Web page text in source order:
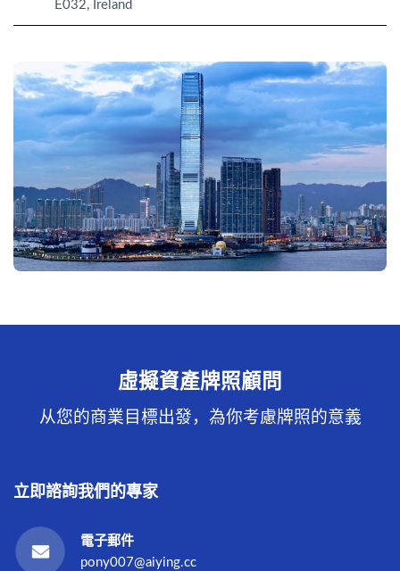
E032, Ireland
虛擬資產牌照顧問
从您的商業目標出發，為你考慮牌照的意義
立即諮詢我們的專家
電子郵件
pony007@aiying.cc